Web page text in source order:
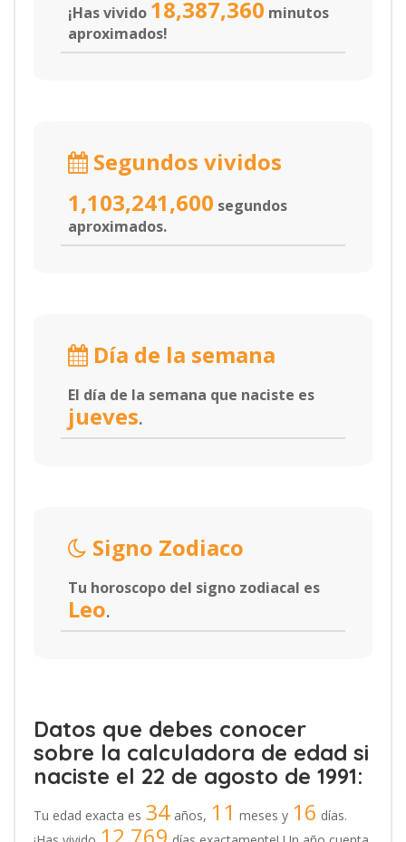
¡Has vivido 18,387,360 minutos
aproximados!
Segundos vividos
1,103,241,600 segundos
aproximados.
Día de la semana
El día de la semana que naciste es
jueves.
Signo Zodiaco
Tu horoscopo del signo zodiacal es
Leo.
Datos que debes conocer
sobre la calculadora de edad si
naciste el 22 de agosto de 1991:
Tu edad exacta es 34 años, 11 meses y 16 días.